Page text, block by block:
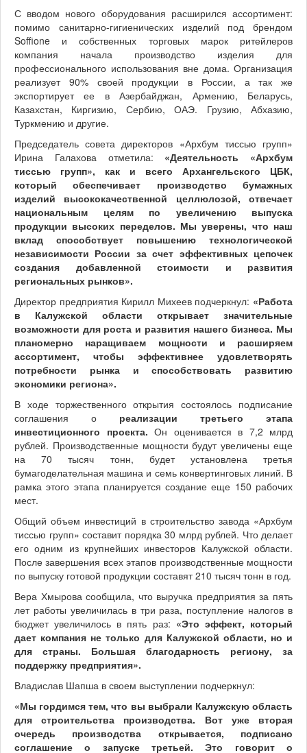
С вводом нового оборудования расширился ассортимент:
помимо санитарно-гигиенических изделий под брендом
Soffione и собственных торговых марок ритейлеров
компания начала производство изделия для
профессионального использования вне дома. Организация
реализует 90% своей продукции в России, а так же
экспортирует ее в Азербайджан, Армению, Беларусь,
Казахстан, Киргизию, Сербию, ОАЭ. Грузию, Абхазию,
Туркмению и другие.
Председатель совета директоров «Архбум тиссью групп»
Ирина Галахова отметила: «Деятельность «Архбум
тиссью групп», как и всего Архангельского ЦБК,
который обеспечивает производство бумажных
изделий высококачественной целлюлозой, отвечает
национальным целям по увеличению выпуска
продукции высоких переделов. Мы уверены, что наш
вклад способствует повышению технологической
независимости России за счет эффективных цепочек
создания добавленной стоимости и развития
региональных рынков».
Директор предприятия Кирилл Михеев подчеркнул: «Работа
в Калужской области открывает значительные
возможности для роста и развития нашего бизнеса. Мы
планомерно наращиваем мощности и расширяем
ассортимент, чтобы эффективнее удовлетворять
потребности рынка и способствовать развитию
экономики региона».
В ходе торжественного открытия состоялось подписание
соглашения о реализации третьего этапа
инвестиционного проекта. Он оценивается в 7,2 млрд
рублей. Производственные мощности будут увеличены еще
на 70 тысяч тонн, будет установлена третья
бумагоделательная машина и семь конвертинговых линий. В
рамка этого этапа планируется создание еще 150 рабочих
мест.
Общий объем инвестиций в строительство завода «Архбум
тиссью групп» составит порядка 30 млрд рублей. Что делает
его одним из крупнейших инвесторов Калужской области.
После завершения всех этапов производственные мощности
по выпуску готовой продукции составят 210 тысяч тонн в год.
Вера Хмырова сообщила, что выручка предприятия за пять
лет работы увеличилась в три раза, поступление налогов в
бюджет увеличилось в пять раз: «Это эффект, который
дает компания не только для Калужской области, но и
для страны. Большая благодарность региону, за
поддержку предприятия».
Владислав Шапша в своем выступлении подчеркнул:
«Мы гордимся тем, что вы выбрали Калужскую область
для строительства производства. Вот уже вторая
очередь производства открывается, подписано
соглашение о запуске третьей. Это говорит о